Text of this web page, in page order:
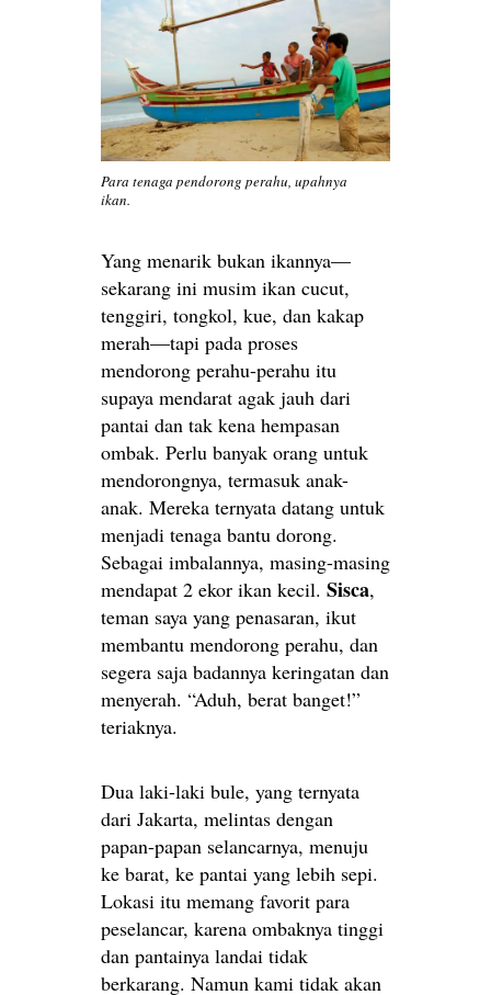
Para tenaga pendorong perahu, upahnya
ikan.
Yang menarik bukan ikannya—
sekarang ini musim ikan cucut,
tenggiri, tongkol, kue, dan kakap
merah—tapi pada proses
mendorong perahu-perahu itu
supaya mendarat agak jauh dari
pantai dan tak kena hempasan
ombak. Perlu banyak orang untuk
mendorongnya, termasuk anak-
anak. Mereka ternyata datang untuk
menjadi tenaga bantu dorong.
Sebagai imbalannya, masing-masing
mendapat 2 ekor ikan kecil. Sisca,
teman saya yang penasaran, ikut
membantu mendorong perahu, dan
segera saja badannya keringatan dan
menyerah. “Aduh, berat banget!”
teriaknya.
Dua laki-laki bule, yang ternyata
dari Jakarta, melintas dengan
papan-papan selancarnya, menuju
ke barat, ke pantai yang lebih sepi.
Lokasi itu memang favorit para
peselancar, karena ombaknya tinggi
dan pantainya landai tidak
berkarang. Namun kami tidak akan